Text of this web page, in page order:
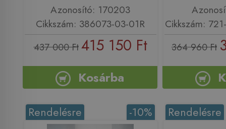
Azonosító: 170203
Cikkszám: 386073-03-01R
437 000 Ft 415 150 Ft
Kosárba
Cikkszám:
364 960 Ft
-10%
Rendelésre Rendelésre